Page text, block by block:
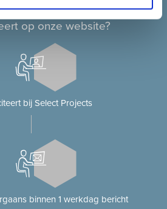
bij Select Projects
op onze website?
bij Select Projects
binnen 1 werkdag bericht